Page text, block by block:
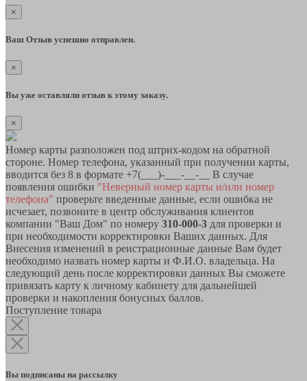
×
Ваш Отзыв успешно отправлен.
×
Вы уже оставляли отзыв к этому заказу.
×
Номер карты разположен под штрих-кодом на обратной
стороне. Номер телефона, указанный при получении карты,
вводится без 8 в формате +7(___)-___-__-__ В случае
появления ошибки "Неверный номер карты и/или номер
телефона" проверьте введенные данные, если ошибка не
исчезает, позвоните в центр обслуживания клиентов
компании "Ваш Дом" по номеру 310-000-3 для проверки и
при необходимости корректировки Ваших данных. Для
Внесения изменений в реистрационные данные Вам будет
необходимо назвать номер карты и Ф.И.О. владельца. На
следующий день после корректировки данных Вы сможете
привязать карту к личному кабинету для дальнейшей
проверки и накопления бонусных баллов.
Поступление товара
Вы подписаны на рассылку